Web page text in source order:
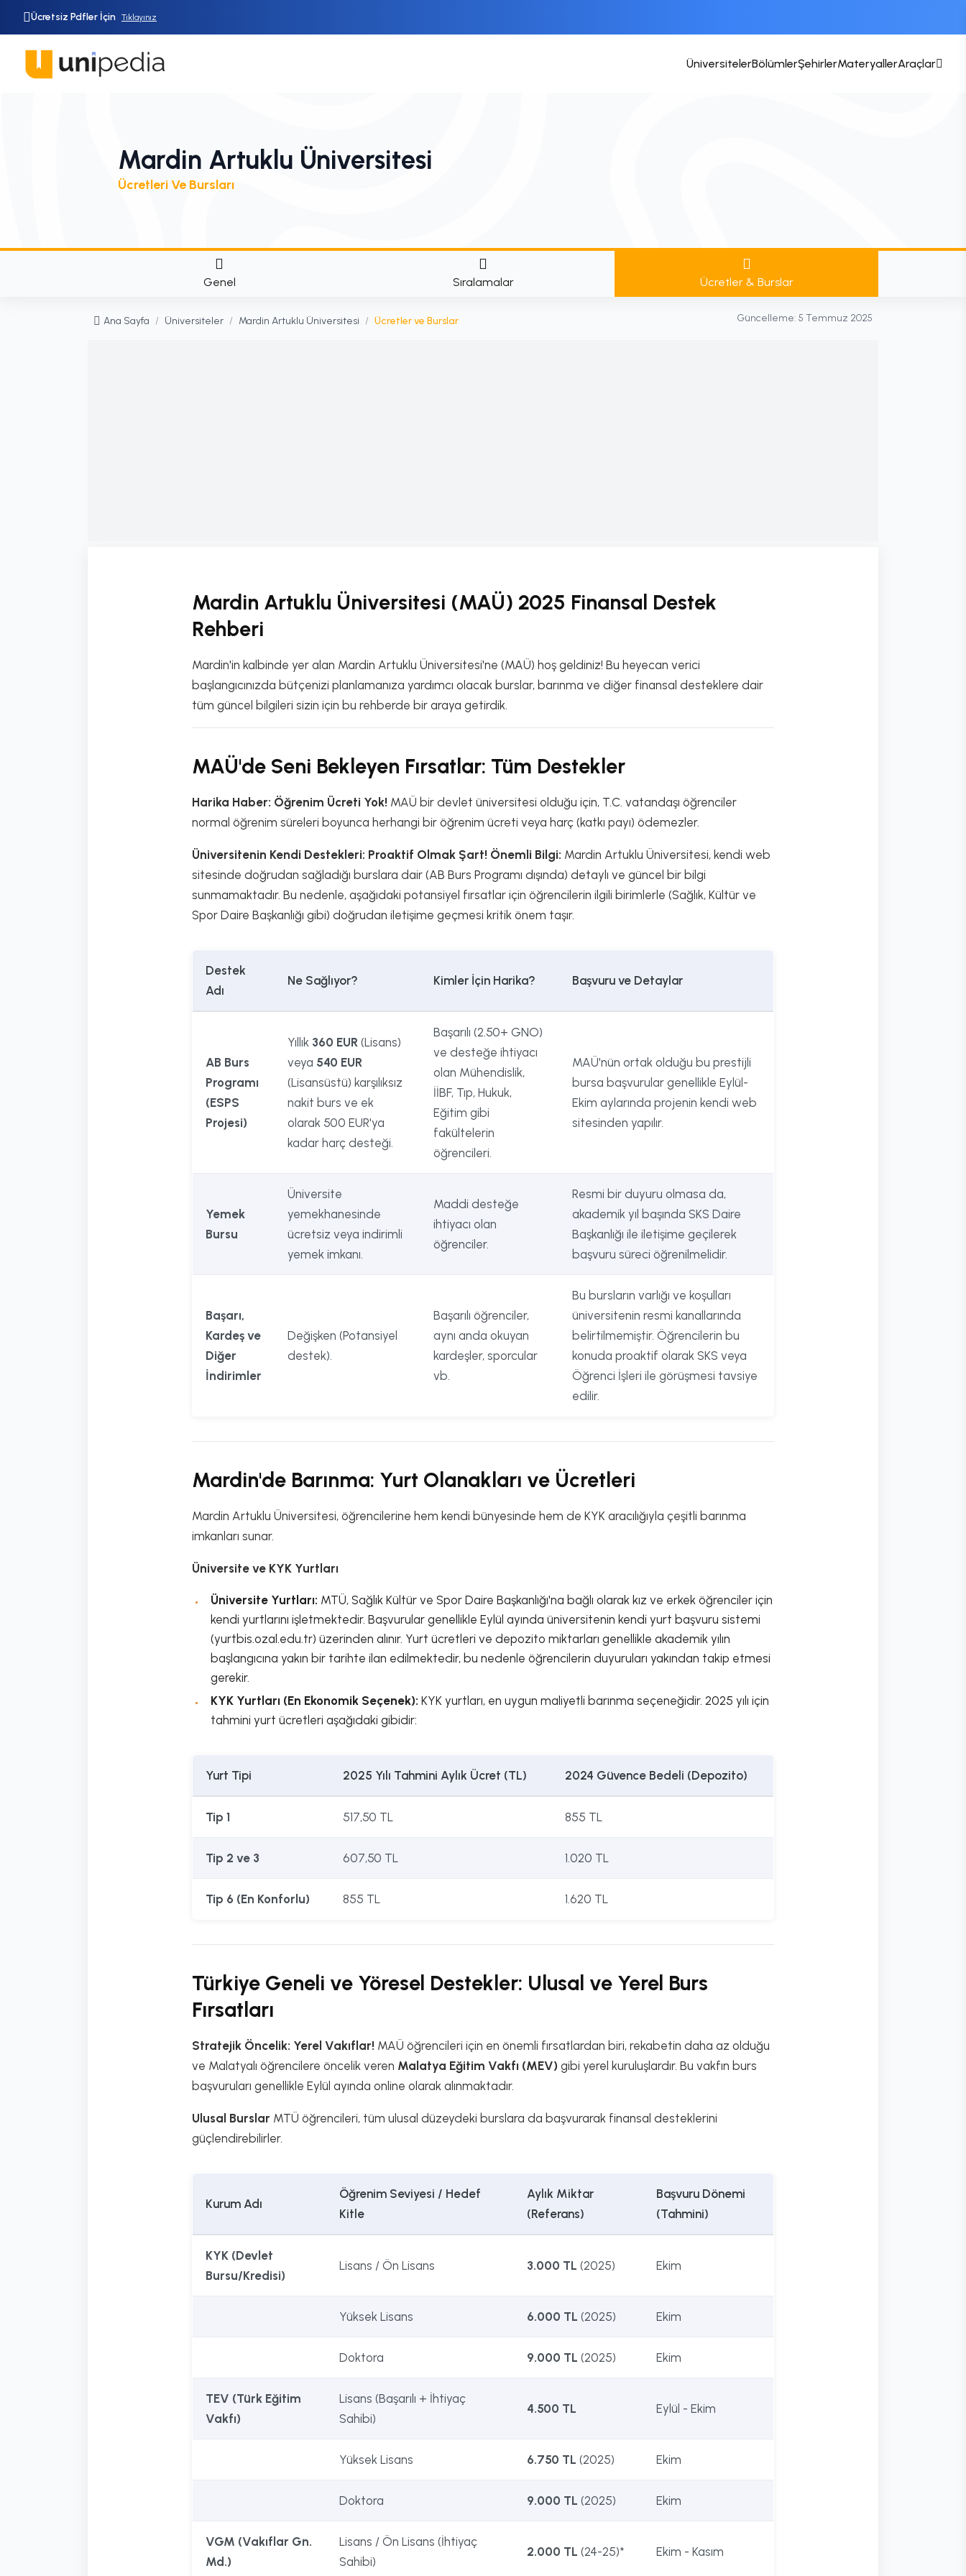
Ücretsiz Pdfler İçin Tıklayınız
ÜniversitelerBölümlerŞehirlerMateryallerAraçlar
Mardin Artuklu Üniversitesi
Ücretleri Ve Bursları
Genel Sıralamalar Ücretler & Burslar
Ana Sayfa / Üniversiteler / Mardin Artuklu Üniversitesi / Ücretler ve Burslar Güncelleme: 5 Temmuz 2025
Mardin Artuklu Üniversitesi (MAÜ) 2025 Finansal Destek
Rehberi
Mardin'in kalbinde yer alan Mardin Artuklu Üniversitesi'ne (MAÜ) hoş geldiniz! Bu heyecan verici
başlangıcınızda bütçenizi planlamanıza yardımcı olacak burslar, barınma ve diğer finansal desteklere dair
tüm güncel bilgileri sizin için bu rehberde bir araya getirdik.
MAÜ'de Seni Bekleyen Fırsatlar: Tüm Destekler
Harika Haber: Öğrenim Ücreti Yok! MAÜ bir devlet üniversitesi olduğu için, T.C. vatandaşı öğrenciler
normal öğrenim süreleri boyunca herhangi bir öğrenim ücreti veya harç (katkı payı) ödemezler.
Üniversitenin Kendi Destekleri: Proaktif Olmak Şart! Önemli Bilgi: Mardin Artuklu Üniversitesi, kendi web
sitesinde doğrudan sağladığı burslara dair (AB Burs Programı dışında) detaylı ve güncel bir bilgi
sunmamaktadır. Bu nedenle, aşağıdaki potansiyel fırsatlar için öğrencilerin ilgili birimlerle (Sağlık, Kültür ve
Spor Daire Başkanlığı gibi) doğrudan iletişime geçmesi kritik önem taşır.
Destek
Adı
Ne Sağlıyor? Kimler İçin Harika? Başvuru ve Detaylar
AB Burs
Programı
(ESPS
Projesi)
Yıllık 360 EUR (Lisans)
veya 540 EUR
(Lisansüstü) karşılıksız
nakit burs ve ek
olarak 500 EUR'ya
kadar harç desteği.
Başarılı (2.50+ GNO)
ve desteğe ihtiyacı
olan Mühendislik,
İİBF, Tıp, Hukuk,
Eğitim gibi
fakültelerin
öğrencileri.
MAÜ'nün ortak olduğu bu prestijli
bursa başvurular genellikle Eylül-
Ekim aylarında projenin kendi web
sitesinden yapılır.
Yemek
Bursu
Üniversite
yemekhanesinde
ücretsiz veya indirimli
yemek imkanı.
Maddi desteğe
ihtiyacı olan
öğrenciler.
Resmi bir duyuru olmasa da,
akademik yıl başında SKS Daire
Başkanlığı ile iletişime geçilerek
başvuru süreci öğrenilmelidir.
Başarı,
Kardeş ve
Diğer
İndirimler
Değişken (Potansiyel
destek).
Başarılı öğrenciler,
aynı anda okuyan
kardeşler, sporcular
vb.
Bu bursların varlığı ve koşulları
üniversitenin resmi kanallarında
belirtilmemiştir. Öğrencilerin bu
konuda proaktif olarak SKS veya
Öğrenci İşleri ile görüşmesi tavsiye
edilir.
Mardin'de Barınma: Yurt Olanakları ve Ücretleri
Mardin Artuklu Üniversitesi, öğrencilerine hem kendi bünyesinde hem de KYK aracılığıyla çeşitli barınma
imkanları sunar.
Üniversite ve KYK Yurtları
Üniversite Yurtları: MTÜ, Sağlık Kültür ve Spor Daire Başkanlığı'na bağlı olarak kız ve erkek öğrenciler için
kendi yurtlarını işletmektedir. Başvurular genellikle Eylül ayında üniversitenin kendi yurt başvuru sistemi
(yurtbis.ozal.edu.tr) üzerinden alınır. Yurt ücretleri ve depozito miktarları genellikle akademik yılın
başlangıcına yakın bir tarihte ilan edilmektedir, bu nedenle öğrencilerin duyuruları yakından takip etmesi
gerekir.
KYK Yurtları (En Ekonomik Seçenek): KYK yurtları, en uygun maliyetli barınma seçeneğidir. 2025 yılı için
tahmini yurt ücretleri aşağıdaki gibidir:
Yurt Tipi 2025 Yılı Tahmini Aylık Ücret (TL) 2024 Güvence Bedeli (Depozito)
Tip 1 517,50 TL 855 TL
Tip 2 ve 3 607,50 TL 1.020 TL
Tip 6 (En Konforlu) 855 TL 1.620 TL
Türkiye Geneli ve Yöresel Destekler: Ulusal ve Yerel Burs
Fırsatları
Stratejik Öncelik: Yerel Vakıflar! MAÜ öğrencileri için en önemli fırsatlardan biri, rekabetin daha az olduğu
ve Malatyalı öğrencilere öncelik veren Malatya Eğitim Vakfı (MEV) gibi yerel kuruluşlardır. Bu vakfın burs
başvuruları genellikle Eylül ayında online olarak alınmaktadır.
Ulusal Burslar MTÜ öğrencileri, tüm ulusal düzeydeki burslara da başvurarak finansal desteklerini
güçlendirebilirler.
Kurum Adı
Öğrenim Seviyesi / Hedef
Kitle
Aylık Miktar
(Referans)
Başvuru Dönemi
(Tahmini)
KYK (Devlet
Bursu/Kredisi)
Lisans / Ön Lisans 3.000 TL (2025) Ekim
Yüksek Lisans 6.000 TL (2025) Ekim
Doktora 9.000 TL (2025) Ekim
TEV (Türk Eğitim
Vakfı)
Lisans (Başarılı + İhtiyaç
Sahibi)
4.500 TL Eylül - Ekim
Yüksek Lisans 6.750 TL (2025) Ekim
Doktora 9.000 TL (2025) Ekim
VGM (Vakıflar Gn.
Md.)
Lisans / Ön Lisans (İhtiyaç
Sahibi)
2.000 TL (24-25)* Ekim - Kasım